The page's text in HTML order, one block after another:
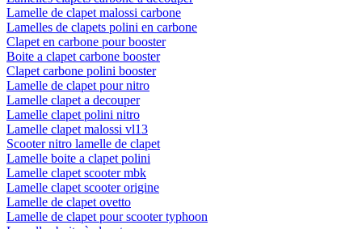
Lamelle de clapet malossi carbone
Lamelles de clapets polini en carbone
Clapet en carbone pour booster
Boite a clapet carbone booster
Clapet carbone polini booster
Lamelle de clapet pour nitro
Lamelle clapet a decouper
Lamelle clapet polini nitro
Lamelle clapet malossi vl13
Scooter nitro lamelle de clapet
Lamelle boite a clapet polini
Lamelle clapet scooter mbk
Lamelle clapet scooter origine
Lamelle de clapet ovetto
Lamelle de clapet pour scooter typhoon